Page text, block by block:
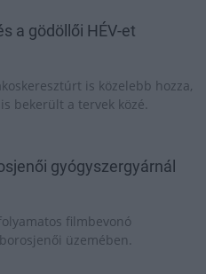
a gödöllői HÉV-et
is közelebb hozza,
bekerült a tervek közé.
gyógyszergyárnál
filmbevonó
üzemében.